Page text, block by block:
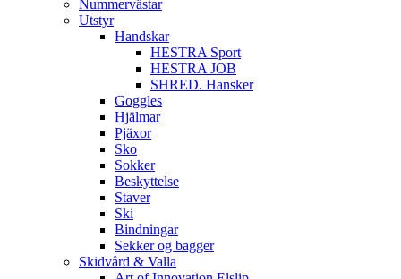
Nummervästar
Utstyr
Handskar
HESTRA Sport
HESTRA JOB
SHRED. Hansker
Goggles
Hjälmar
Pjäxor
Sko
Sokker
Beskyttelse
Staver
Ski
Bindningar
Sekker og bagger
Skidvård & Valla